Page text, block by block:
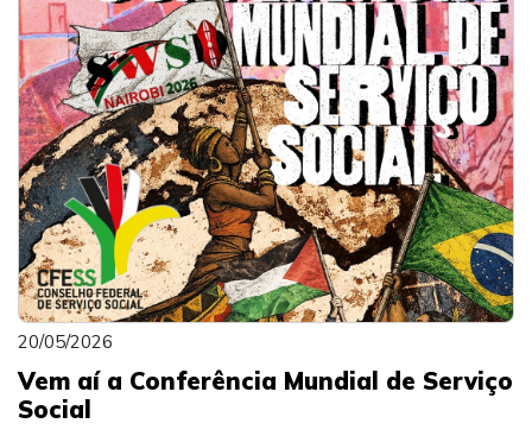
20/05/2026
Vem aí a Conferência Mundial de Serviço
Social